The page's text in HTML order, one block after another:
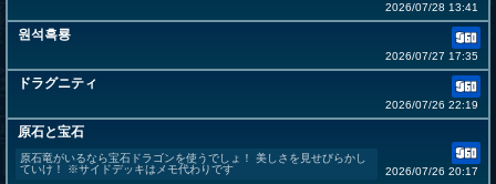
2026/07/28 13:41
원석흑룡
2026/07/27 17:35
ドラグニティ
2026/07/26 22:19
原石と宝石
原石竜がいるなら宝石ドラゴンを使うでしょ！ 美しさを見せびらかし
ていけ！ ※サイドデッキはメモ代わりです
2026/07/26 20:17